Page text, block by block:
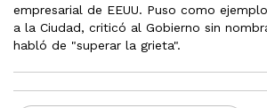
empresarial de EEUU. Puso como
a la Ciudad, criticó al Gobierno sin
habló de "superar la grieta".